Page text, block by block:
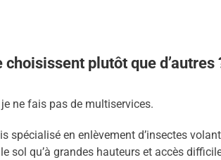
plutôt que d’autres
ne fais pas de multiservices.
spécialisé en enlèvement d’insectes
sol qu’à grandes hauteurs et accès